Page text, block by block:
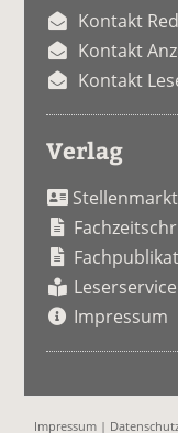
Kontakt
Kontakt
Kontakt
Verlag
Stellenmarkt
Leserservice
Impressum
Impressum |